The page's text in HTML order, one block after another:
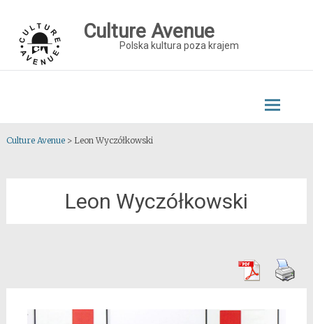
content
Culture Avenue
Polska kultura poza krajem
Culture Avenue> Leon Wyczółkowski
Leon Wyczółkowski